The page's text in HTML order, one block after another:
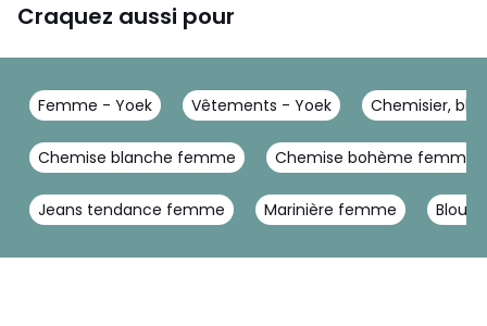
Craquez aussi pour
Femme - Yoek Vêtements - Yoek Chemisier,
Chemise blanche femme Chemise bohème femme
Jeans tendance femme Marinière femme